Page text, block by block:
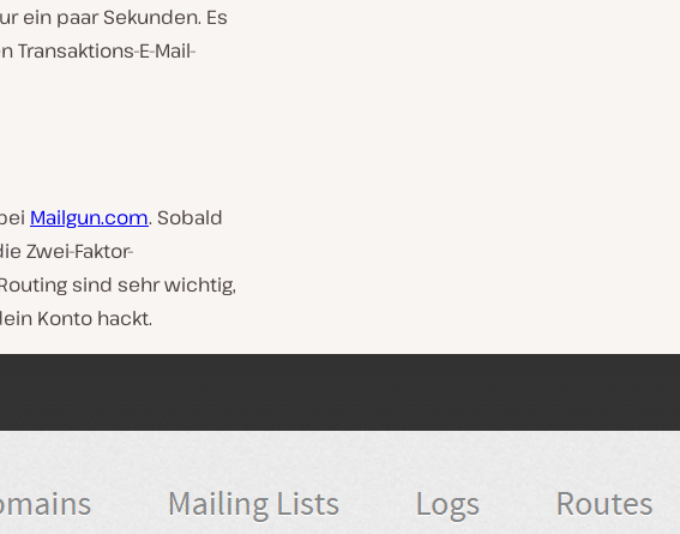
ein paar Sekunden. Es
E-Mail-
Mailgun.com. Sobald
Zwei-Faktor-
sind sehr wichtig,
Konto hackt.